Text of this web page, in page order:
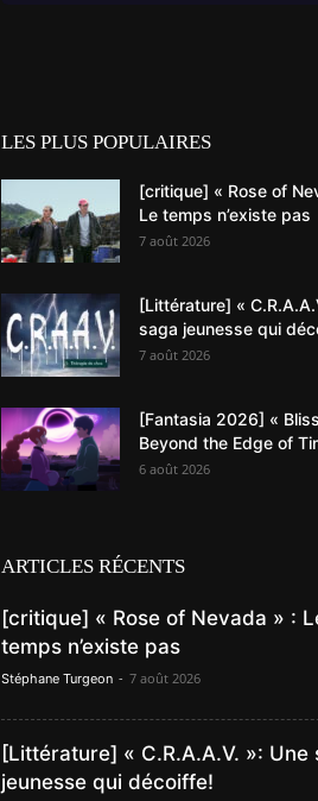
LES PLUS POPULAIRES
[critique] « Rose of
Le temps n’existe pas
7 août 2026
[Littérature] «
saga jeunesse qui
7 août 2026
[Fantasia 2026] «
Beyond the Edge of
6 août 2026
ARTICLES RÉCENTS
[critique] « Rose of Nevada » :
temps n’existe pas
Stéphane Turgeon - 7 août 2026
[Littérature] « C.R.A.A.V. »: Une
jeunesse qui décoiffe!